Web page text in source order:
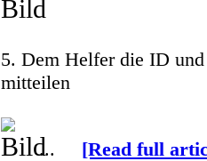
5. Dem Helfer die ID
mitteilen
... [Read full